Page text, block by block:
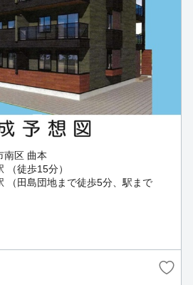
南区 曲本
（徒歩15分）
（田島団地まで徒歩5分、駅まで